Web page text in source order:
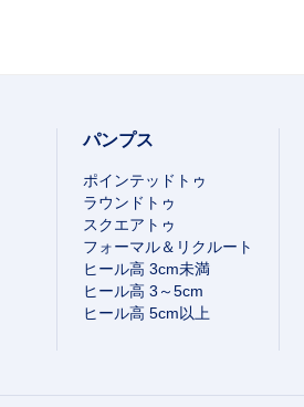
パンプス
ポインテッドトゥ
ラウンドトゥ
スクエアトゥ
フォーマル＆リクルート
ヒール高 3cm未満
ヒール高 3～5cm
ヒール高 5cm以上